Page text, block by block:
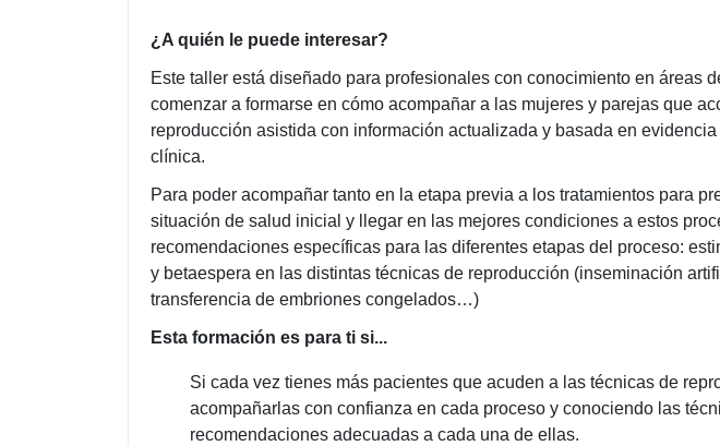
¿A quién le puede interesar?
Este taller está diseñado para profesionales con conocimiento en áreas
comenzar a formarse en cómo acompañar a las mujeres y parejas que
reproducción asistida con información actualizada y basada en
clínica.
Para poder acompañar tanto en la etapa previa a los tratamientos para
situación de salud inicial y llegar en las mejores condiciones a estos
recomendaciones específicas para las diferentes etapas del proceso:
y betaespera en las distintas técnicas de reproducción (inseminación
transferencia de embriones congelados…)
Esta formación es para ti si...
Si cada vez tienes más pacientes que acuden a las técnicas de
acompañarlas con confianza en cada proceso y conociendo las
recomendaciones adecuadas a cada una de ellas.